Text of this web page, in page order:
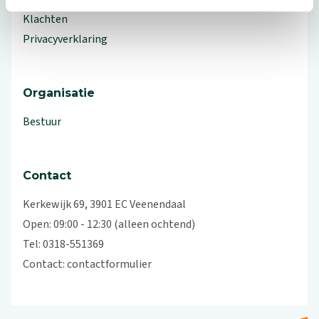
Klachten
Privacyverklaring
Organisatie
Bestuur
Contact
Kerkewijk 69, 3901 EC Veenendaal
Open: 09:00 - 12:30 (alleen ochtend)
Tel: 0318-551369
Contact:contactformulier